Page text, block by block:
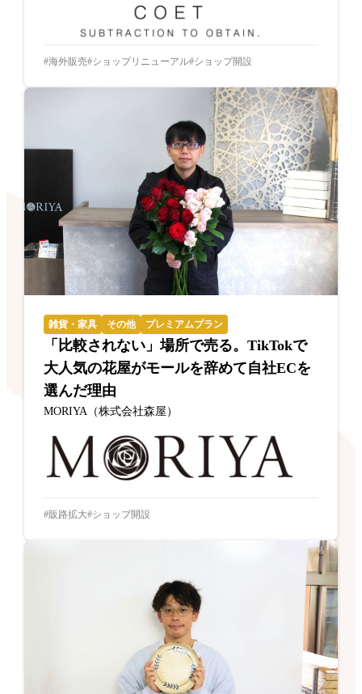
海外販売 ショップリニューアル ショップ開設
雑貨・家具 その他 プレミアムプラン
「比較されない」場所で売る。TikTokで
大人気の花屋がモールを辞めて自社ECを
選んだ理由
MORIYA（株式会社森屋）
販路拡大 ショップ開設